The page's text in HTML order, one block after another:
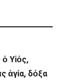
Υἱός,
ἁγία, δόξα